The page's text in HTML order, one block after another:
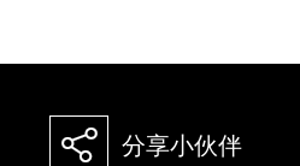
򰀂 分享小伙伴